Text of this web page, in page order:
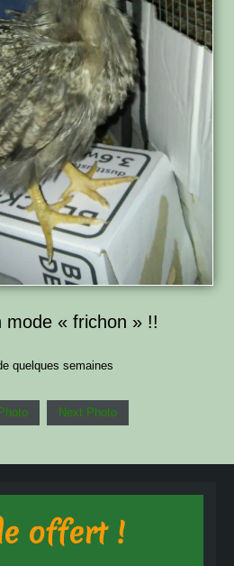
mode « frichon » !!
quelques semaines
Next Photo
offert !